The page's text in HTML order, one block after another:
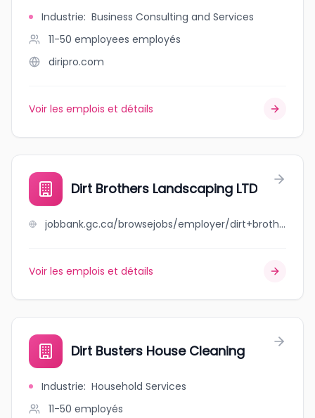
Industrie: Business Consulting and Services
11-50 employees employés
diripro.com
Voir les emplois et détails
Dirt Brothers Landscaping LTD
jobbank.gc.ca/browsejobs/employer/dirt+brothers+landscaping+ltd/ca
Voir les emplois et détails
Dirt Busters House Cleaning
Industrie: Household Services
11-50 employés